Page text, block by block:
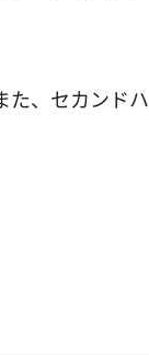
、セカンドハ